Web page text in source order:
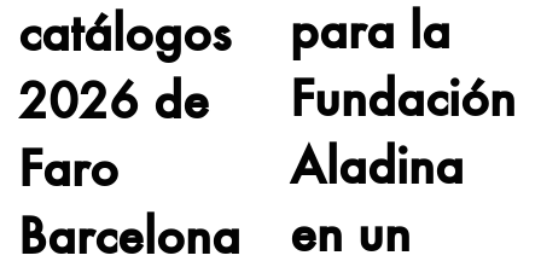
catálogos
2026 de
Faro
Barcelona
para la
Fundación
Aladina
en un